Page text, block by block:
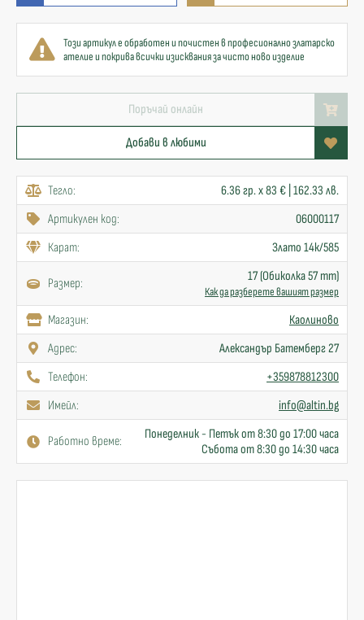
Този артикул е обработен и почистен в професионално златарско
ателие и покрива всички изисквания за чисто ново изделие
Поръчай онлайн
Добави в любими
Тегло:
6.36 гр. x 83 € | 162.33 лв.
Артикулен код:
06000117
Карат:
Злато 14к/585
Размер: 17 (Обиколка 57 mm)
Как да разберете вашият размер
Mагазин:
Каолиново
Адрес:
Александър Батемберг 27
Телефон:
+359878812300
Имейл:
info@altin.bg
Работно време:
Понеделник - Петък от 8:30 до 17:00 часа
Събота от 8:30 до 14:30 часа